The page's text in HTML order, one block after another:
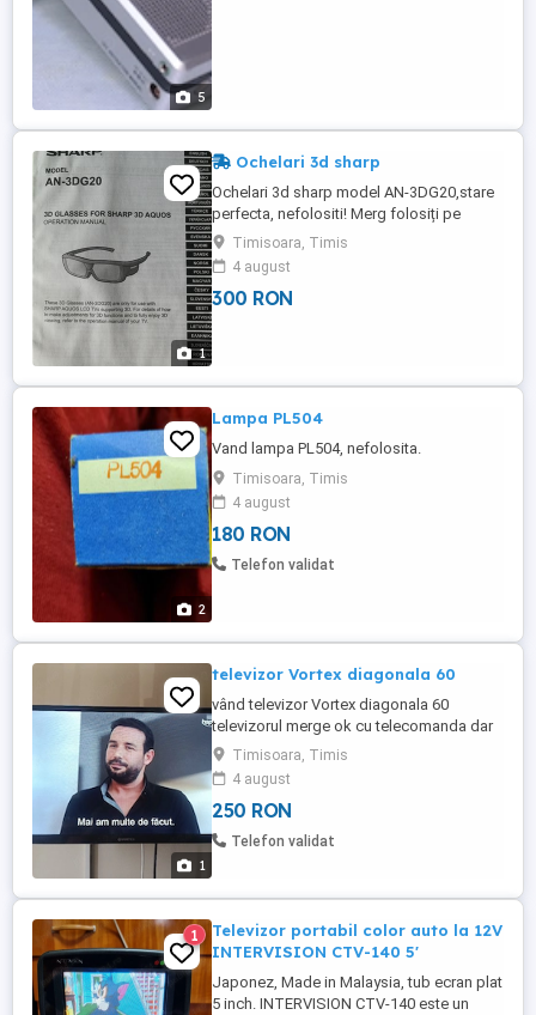
5
1
Ochelari 3d sharp
Ochelari 3d sharp model AN-3DG20,stare
perfecta, nefolositi! Merg folosiți pe
televizoarele Sharp cu 3D!
Timisoara, Timis
4 august
300 RON
2
Lampa PL504
Vand lampa PL504, nefolosita.
Timisoara, Timis
4 august
180 RON
Telefon validat
1
televizor Vortex diagonala 60
vând televizor Vortex diagonala 60
televizorul merge ok cu telecomanda dar
Nu am piciorul pe care sta eu îl am pe
perete, predare personala in Timișoara cu
proba cumpărat în anul 2024
Timisoara, Timis
4 august
250 RON
Telefon validat
1
Televizor portabil color auto la 12V
INTERVISION CTV-140 5'
Japonez, Made in Malaysia, tub ecran plat
5 inch. INTERVISION CTV-140 este un